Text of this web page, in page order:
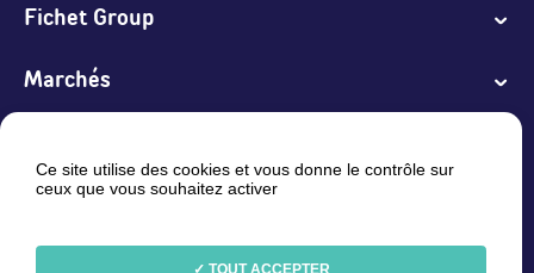
Fichet Group
Marchés
Services
LinkedinYoutube
Ce site utilise des cookies et vous donne le contrôle sur
ceux que vous souhaitez activer
TOUT ACCEPTER